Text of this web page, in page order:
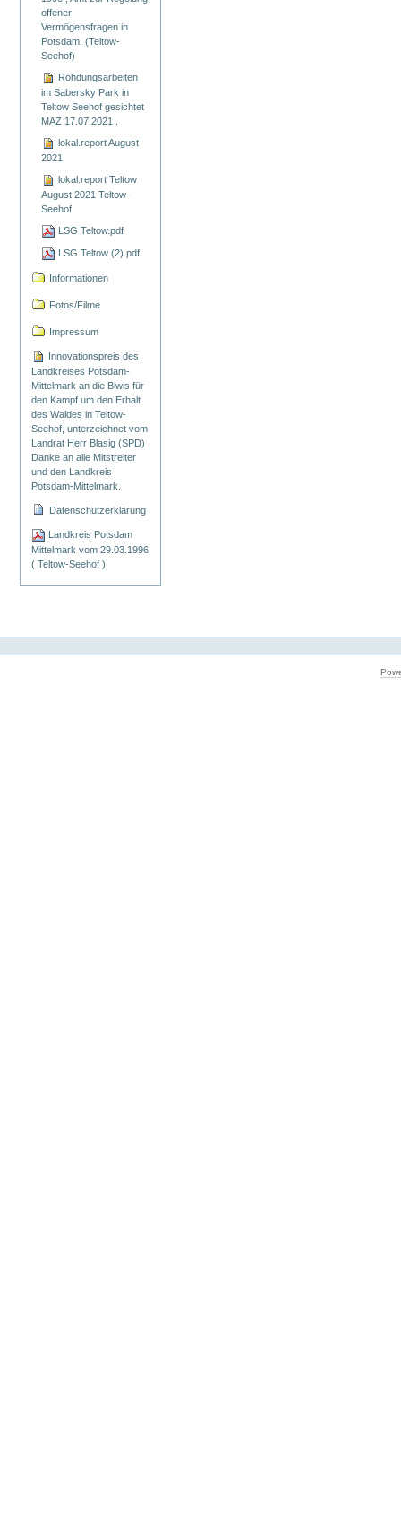
offener
Vermögensfragen in
Potsdam. (Teltow-
Seehof)
Rohdungsarbeiten
im Sabersky Park in
Teltow Seehof gesichtet
MAZ 17.07.2021 .
lokal.report August
2021
lokal.report Teltow
August 2021 Teltow-
Seehof
LSG Teltow.pdf
LSG Teltow (2).pdf
Informationen
Fotos/Filme
Impressum
Innovationspreis des
Landkreises Potsdam-
Mittelmark an die Biwis für
den Kampf um den Erhalt
des Waldes in Teltow-
Seehof, unterzeichnet vom
Landrat Herr Blasig (SPD)
Danke an alle Mitstreiter
und den Landkreis
Potsdam-Mittelmark.
Datenschutzerklärung
Landkreis Potsdam
Mittelmark vom 29.03.1996
( Teltow-Seehof )